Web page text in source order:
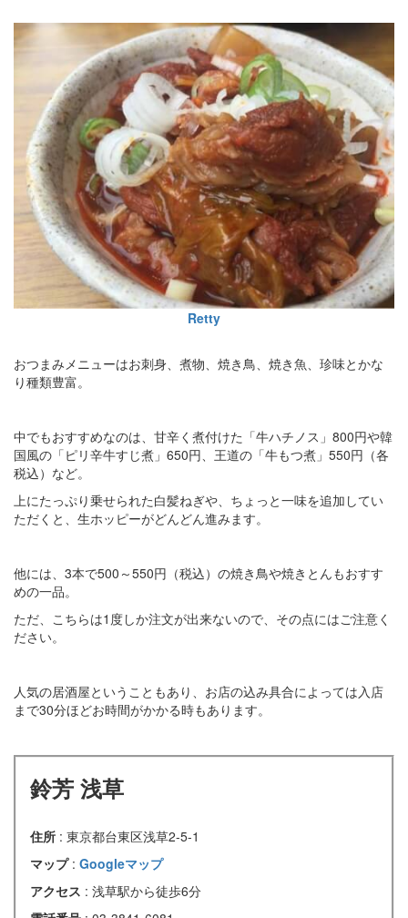
Retty
おつまみメニューはお刺身、煮物、焼き鳥、焼き魚、珍味とかな
り種類豊富。
中でもおすすめなのは、甘辛く煮付けた「牛ハチノス」800円や韓
国風の「ピリ辛牛すじ煮」650円、王道の「牛もつ煮」550円（各
税込）など。
上にたっぷり乗せられた白髪ねぎや、ちょっと一味を追加してい
ただくと、生ホッピーがどんどん進みます。
他には、3本で500～550円（税込）の焼き鳥や焼きとんもおすす
めの一品。
ただ、こちらは1度しか注文が出来ないので、その点にはご注意く
ださい。
人気の居酒屋ということもあり、お店の込み具合によっては入店
まで30分ほどお時間がかかる時もあります。
鈴芳 浅草
住所 : 東京都台東区浅草2-5-1
マップ : Googleマップ
アクセス : 浅草駅から徒歩6分